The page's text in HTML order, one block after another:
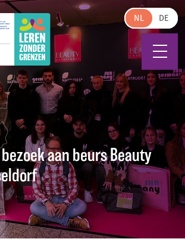
NL
aan beurs Beauty